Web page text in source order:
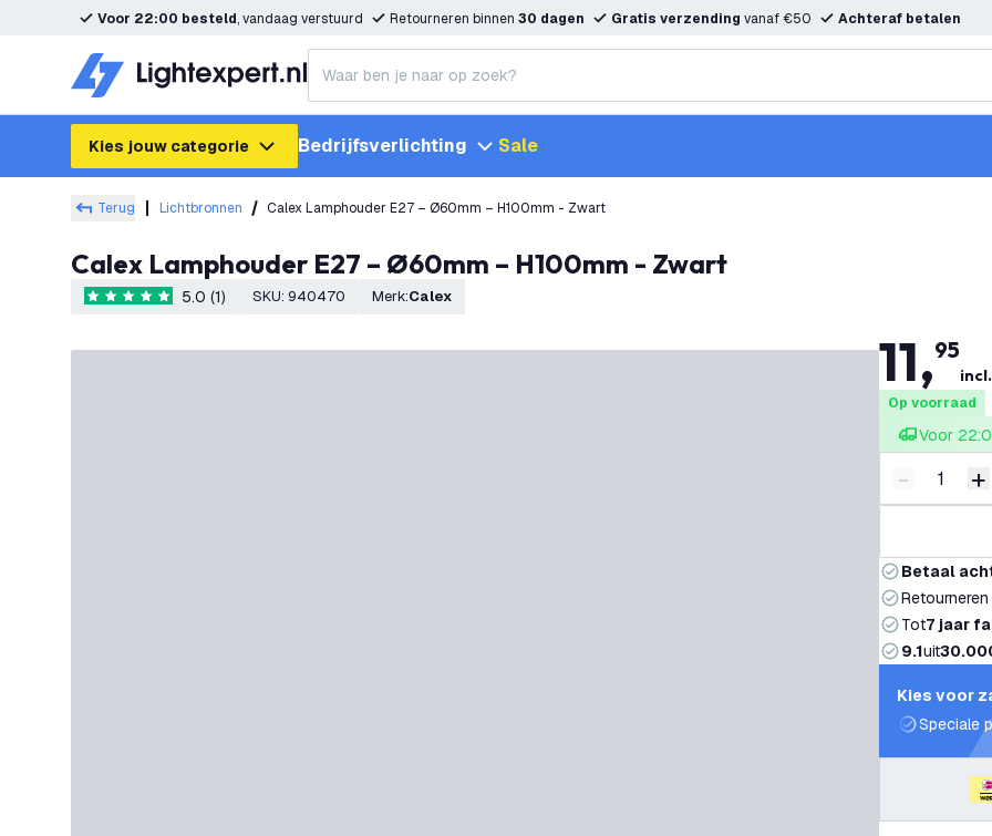
Voor 22:00 besteld, vandaag verstuurd Retourneren binnen 30 dagen Gratis verzending vanaf €50 Achteraf betalen
Kies jouw categorie Bedrijfsverlichting Sale
Terug Lichtbronnen Calex Lamphouder E27 – Ø60mm – H100mm - Zwart
Calex Lamphouder E27 – Ø60mm – H100mm - Zwart
5 score sterren5.0 (1) SKU: 940470 Merk: Calex
11,95
Op voorraad
Voor
Verminder
- +
Betaal
Tot7 jaar
9.1uit
Kies voor
Speciale